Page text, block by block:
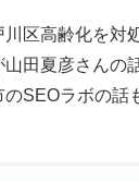
区高齢化を対
山田夏彦さんの
SEOラボの話